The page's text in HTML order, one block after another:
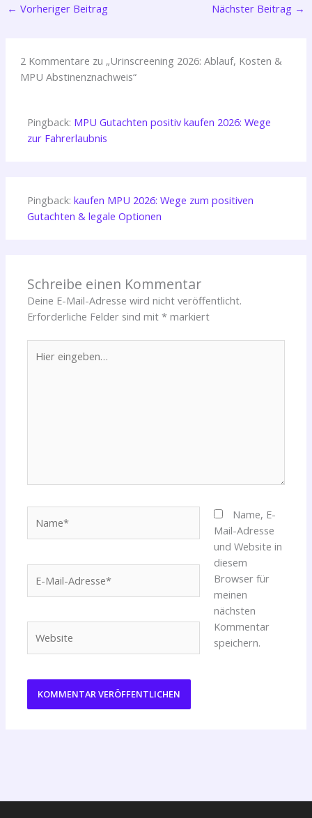
← Vorheriger Beitrag Nächster Beitrag →
2 Kommentare zu „Urinscreening 2026: Ablauf, Kosten &
MPU Abstinenznachweis“
Pingback: MPU Gutachten positiv kaufen 2026: Wege
zur Fahrerlaubnis
Pingback:kaufen MPU 2026: Wege zum positiven
Gutachten & legale Optionen
Schreibe einen Kommentar
Deine E-Mail-Adresse wird nicht veröffentlicht.
Erforderliche Felder sind mit* markiert
eingeben…
Mail-
Name, E-
Mail-Adresse
und Website in
diesem
Browser für
meinen
nächsten
Kommentar
speichern.